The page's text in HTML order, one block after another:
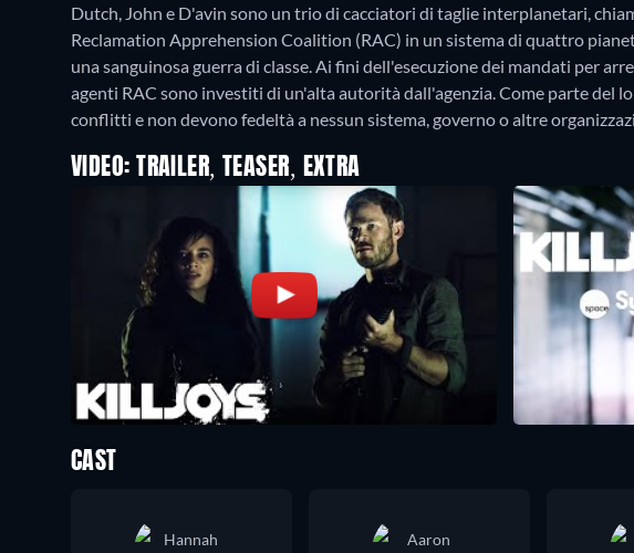
Dutch, John e D'avin sono un trio di cacciatori di taglie interplanetari,
Reclamation Apprehension Coalition (RAC) in un sistema di quattro
una sanguinosa guerra di classe. Ai fini dell'esecuzione dei mandati per
agenti RAC sono investiti di un'alta autorità dall'agenzia. Come parte del
conflitti e non devono fedeltà a nessun sistema, governo o altre
VIDEO: TRAILER, TEASER, EXTRA
CAST